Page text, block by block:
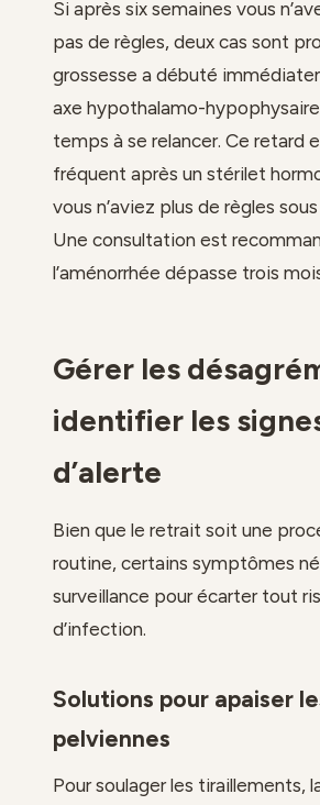
Si après six semaines vous
pas de règles, deux cas sont
grossesse a débuté
axe hypothalamo-
temps à se relancer. Ce retard
fréquent après un stérilet
vous n’aviez plus de règles
Une consultation est
l’aménorrhée dépasse trois
Gérer les
identifier les
d’alerte
Bien que le retrait soit une
routine, certains symptômes
surveillance pour écarter tout
d’infection.
Solutions pour apaiser
pelviennes
Pour soulager les tiraillements,